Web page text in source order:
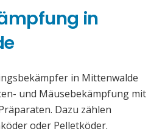
in
in Mittenwalde
und Mäusebekämpfung mit
Dazu zählen
oder Pelletköder.